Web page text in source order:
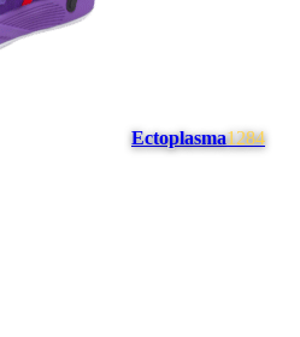
Ectoplasma1284